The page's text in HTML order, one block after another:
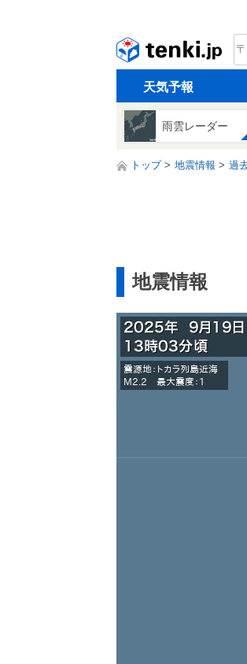
天気予報
雨雲レーダー
トップ 地震情報 過
地震情報